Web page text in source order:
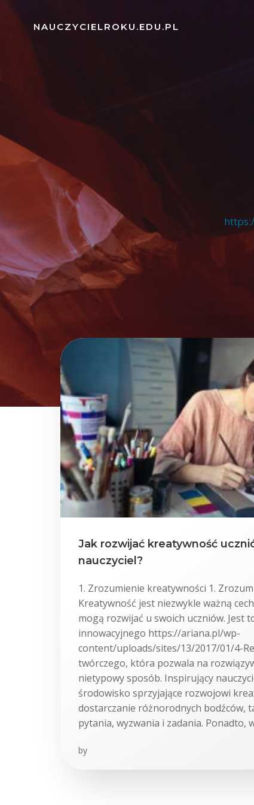
NAUCZYCIELROKU.EDU.PL
Jak rozwijać kreatywność
nauczyciel?
1. Zrozumienie kreatywności 1.
Kreatywność jest niezwykle ważną
mogą rozwijać u swoich uczniów. Jest
innowacyjnego https://ariana.pl/wp-
content/uploads/sites/13/2017/01/4-
twórczego, która pozwala na
nietypowy sposób. Inspirujący
środowisko sprzyjające rozwojowi
dostarczanie różnorodnych bodźców,
pytania, wyzwania i zadania. Ponadto,
by